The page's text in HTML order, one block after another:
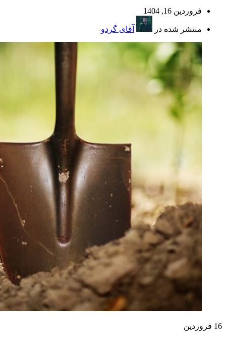
فروردین 16, 1404
منتشر شده در آقای گردو
16 فروردین